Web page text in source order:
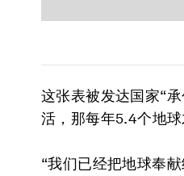
这张表被发达国家“
活，那每年5.4个地球
“我们已经把地球奉